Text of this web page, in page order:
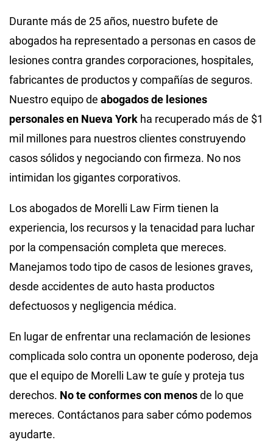
Durante más de 25 años, nuestro bufete de
abogados ha representado a personas en casos de
lesiones contra grandes corporaciones, hospitales,
fabricantes de productos y compañías de seguros.
Nuestro equipo de abogados de lesiones
personales en Nueva York ha recuperado más de $1
mil millones para nuestros clientes construyendo
casos sólidos y negociando con firmeza. No nos
intimidan los gigantes corporativos.
Los abogados de Morelli Law Firm tienen la
experiencia, los recursos y la tenacidad para luchar
por la compensación completa que mereces.
Manejamos todo tipo de casos de lesiones graves,
desde accidentes de auto hasta productos
defectuosos y negligencia médica.
En lugar de enfrentar una reclamación de lesiones
complicada solo contra un oponente poderoso, deja
que el equipo de Morelli Law te guíe y proteja tus
derechos. No te conformes con menosde lo que
mereces. Contáctanos para saber cómo podemos
ayudarte.